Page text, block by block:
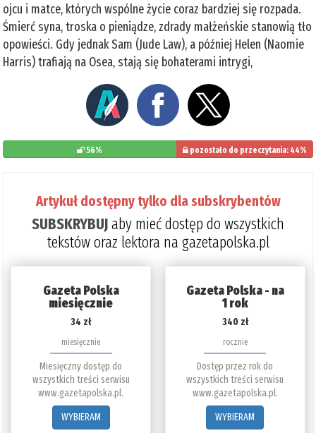
ojcu i matce, których wspólne życie coraz bardziej się rozpada.
Śmierć syna, troska o pieniądze, zdrady małżeńskie stanowią tło
opowieści. Gdy jednak Sam (Jude Law), a później Helen (Naomie
Harris) trafiają na Osea, stają się bohaterami intrygi,
56% pozostało do przeczytania: 44%
Artykuł dostępny tylko dla subskrybentów
SUBSKRYBUJaby mieć dostęp do wszystkich
tekstów oraz lektora na gazetapolska.pl
Gazeta Polska
miesięcznie
34 zł
miesięcznie
Miesięczny dostęp do
wszystkich treści serwisu
www.gazetapolska.pl.
WYBIERAM
Gazeta Polska - na
1 rok
340 zł
rocznie
Dostęp przez rok do
wszystkich treści serwisu
www.gazetapolska.pl.
WYBIERAM